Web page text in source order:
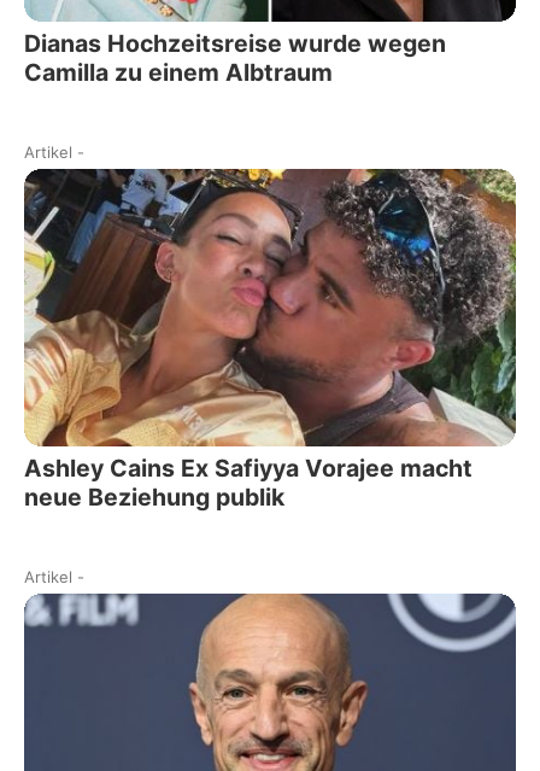
Dianas Hochzeitsreise wurde wegen
Camilla zu einem Albtraum
Artikel -
Ashley Cains Ex Safiyya Vorajee macht
neue Beziehung publik
Artikel -